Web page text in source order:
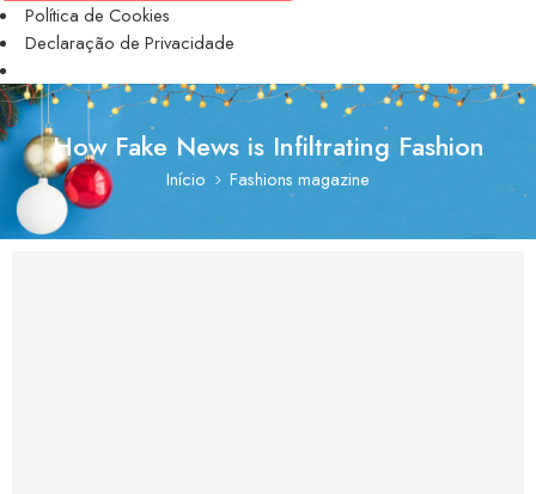
Política de Cookies
Declaração de Privacidade
How Fake News is Infiltrating Fashion
Início Fashions magazine